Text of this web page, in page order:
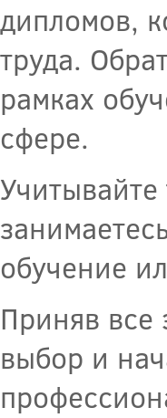
дипломов,
труда.
рамках
сфере.
обучение
Приняв все
выбор и